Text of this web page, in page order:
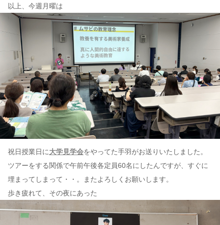
以上、今週月曜は
祝日授業日に大学見学会をやってた手羽がお送りいたしました。
ツアーをする関係で午前午後各定員60名にしたんですが、すぐに
埋まってしまって・・。またよろしくお願いします。
歩き疲れて、その夜にあった